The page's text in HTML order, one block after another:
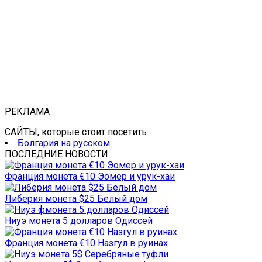
РЕКЛАМА
САЙТЫ, которые стоит посетить
Болгария на русском
ПОСЛЕДНИЕ НОВОСТИ
Франция монета €10 Эомер и урук-хаи
Либерия монета $25 Белый дом
Ниуэ монета 5 долларов Одиссей
Франция монета €10 Назгул в руинах